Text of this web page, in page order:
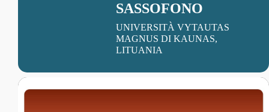
SASSOFONO
UNIVERSITÀ VYTAUTAS
MAGNUS DI KAUNAS,
LITUANIA